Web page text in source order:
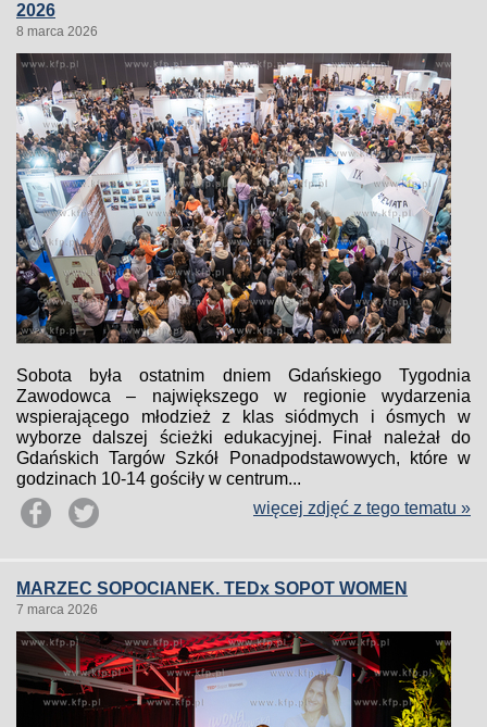
2026
8 marca 2026
Sobota była ostatnim dniem Gdańskiego Tygodnia
Zawodowca – największego w regionie wydarzenia
wspierającego młodzież z klas siódmych i ósmych w
wyborze dalszej ścieżki edukacyjnej. Finał należał do
Gdańskich Targów Szkół Ponadpodstawowych, które w
godzinach 10-14 gościły w centrum...
więcej zdjęć z tego tematu »
MARZEC SOPOCIANEK. TEDx SOPOT WOMEN
7 marca 2026